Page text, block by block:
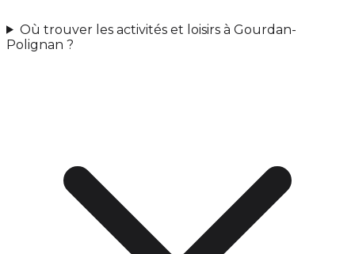
Où trouver les activités et loisirs à Gourdan-
Polignan ?